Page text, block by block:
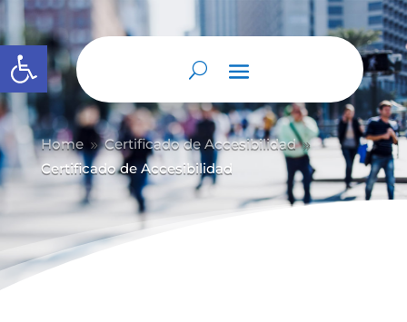
Abrir barra de herramientas
Home 9 Certificado de Accesibilidad 9
Certificado de Accesibilidad